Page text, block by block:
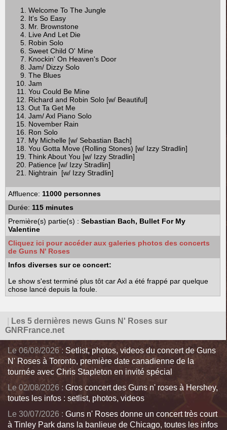
Welcome To The Jungle
It's So Easy
Mr. Brownstone
Live And Let Die
Robin Solo
Sweet Child O' Mine
Knockin' On Heaven's Door
Jam/ Dizzy Solo
The Blues
Jam
You Could Be Mine
Richard and Robin Solo [w/ Beautiful]
Out Ta Get Me
Jam/ Axl Piano Solo
November Rain
Ron Solo
My Michelle [w/ Sebastian Bach]
You Gotta Move (Rolling Stones) [w/ Izzy Stradlin]
Think About You [w/ Izzy Stradlin]
Patience [w/ Izzy Stradlin]
Nightrain [w/ Izzy Stradlin]
Affluence: 11000 personnes
Durée: 115 minutes
Première(s) partie(s) :Sebastian Bach, Bullet For My
Valentine
Cliquez ici pour accéder aux galeries photos des concerts
de Guns N' Roses
Infos diverses sur ce concert:
Le show s'est terminé plus tôt car Axl a été frappé par quelque
chose lancé depuis la foule.
Les 5 dernières news Guns N' Roses sur
GNRFrance.net
Le 06/08/2026 : Setlist, photos, videos du concert de Guns
N' Roses à Toronto, première date canadienne de la
tournée avec Chris Stapleton en invité spécial
Le 02/08/2026 : Gros concert des Guns n' roses à Hershey,
toutes les infos : setlist, photos, videos
Le 30/07/2026 : Guns n' Roses donne un concert très court
à Tinley Park dans la banlieue de Chicago, toutes les infos